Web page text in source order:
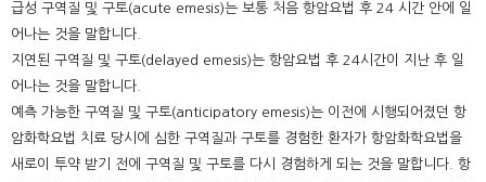
급성 구역질 및 구토(acute emesis)는 보통 처음 항암요법 후 24 시간 안에 일
어나는 것을 말합니다.
지연된 구역질 및 구토(delayed emesis)는 항암요법 후 24시간이 지난 후 일
어나는 것을 말합니다.
예측 가능한 구역질 및 구토(anticipatory emesis)는 이전에 시행되어졌던 항
암화학요법 치료 당시에 심한 구역질과 구토를 경험한 환자가 항암화학요법을
새로이 투약 받기 전에 구역질 및 구토를 다시 경험하게 되는 것을 말합니다. 항